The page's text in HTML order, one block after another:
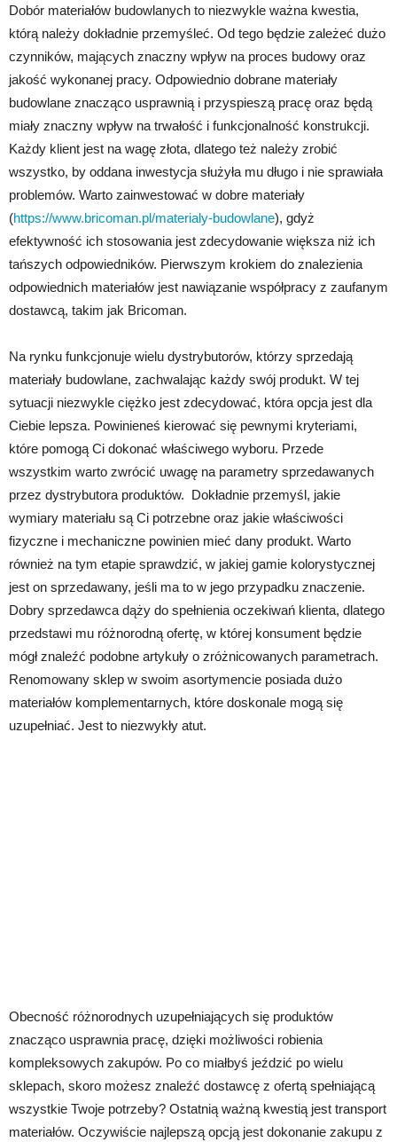
Dobór materiałów budowlanych to niezwykle ważna kwestia,
którą należy dokładnie przemyśleć. Od tego będzie zależeć dużo
czynników, mających znaczny wpływ na proces budowy oraz
jakość wykonanej pracy. Odpowiednio dobrane materiały
budowlane znacząco usprawnią i przyspieszą pracę oraz będą
miały znaczny wpływ na trwałość i funkcjonalność konstrukcji.
Każdy klient jest na wagę złota, dlatego też należy zrobić
wszystko, by oddana inwestycja służyła mu długo i nie sprawiała
problemów. Warto zainwestować w dobre materiały
(https://www.bricoman.pl/materialy-budowlane), gdyż
efektywność ich stosowania jest zdecydowanie większa niż ich
tańszych odpowiedników. Pierwszym krokiem do znalezienia
odpowiednich materiałów jest nawiązanie współpracy z zaufanym
dostawcą, takim jak Bricoman.
Na rynku funkcjonuje wielu dystrybutorów, którzy sprzedają
materiały budowlane, zachwalając każdy swój produkt. W tej
sytuacji niezwykle ciężko jest zdecydować, która opcja jest dla
Ciebie lepsza. Powinieneś kierować się pewnymi kryteriami,
które pomogą Ci dokonać właściwego wyboru. Przede
wszystkim warto zwrócić uwagę na parametry sprzedawanych
przez dystrybutora produktów. Dokładnie przemyśl, jakie
wymiary materiału są Ci potrzebne oraz jakie właściwości
fizyczne i mechaniczne powinien mieć dany produkt. Warto
również na tym etapie sprawdzić, w jakiej gamie kolorystycznej
jest on sprzedawany, jeśli ma to w jego przypadku znaczenie.
Dobry sprzedawca dąży do spełnienia oczekiwań klienta, dlatego
przedstawi mu różnorodną ofertę, w której konsument będzie
mógł znaleźć podobne artykuły o zróżnicowanych parametrach.
Renomowany sklep w swoim asortymencie posiada dużo
materiałów komplementarnych, które doskonale mogą się
uzupełniać. Jest to niezwykły atut.
Obecność różnorodnych uzupełniających się produktów
znacząco usprawnia pracę, dzięki możliwości robienia
kompleksowych zakupów. Po co miałbyś jeździć po wielu
sklepach, skoro możesz znaleźć dostawcę z ofertą spełniającą
wszystkie Twoje potrzeby? Ostatnią ważną kwestią jest transport
materiałów. Oczywiście najlepszą opcją jest dokonanie zakupu z